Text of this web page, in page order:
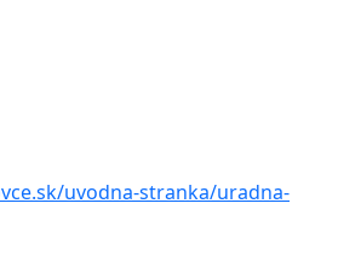
uvodna-stranka/uradna-